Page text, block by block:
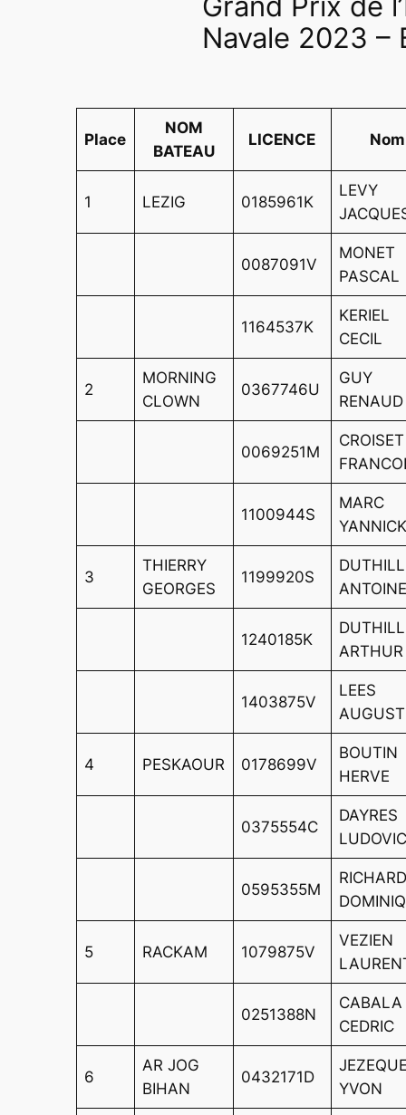
Navale 2023 –
Place
NOM
BATEAU
LICENCE Nom
1 LEZIG 0185961K
LEVY
0087091V
MONET
PASCAL
1164537K
KERIEL
CECIL
2
MORNING
CLOWN
0367746U
GUY
RENAUD
0069251M
CROISET
1100944S
MARC
3
THIERRY
GEORGES
1199920S
1240185K
ARTHUR
1403875V
LEES
4 PESKAOUR 0178699V
BOUTIN
HERVE
0375554C
DAYRES
0595355M
5 RACKAM 1079875V
VEZIEN
0251388N
CABALA
CEDRIC
6
AR JOG
BIHAN
0432171D
YVON